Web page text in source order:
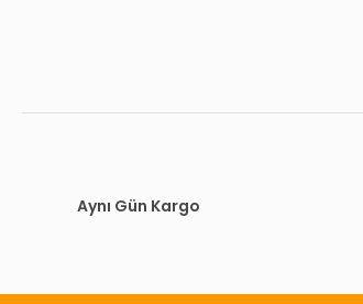
Aynı Gün Kargo